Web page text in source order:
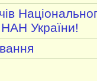
України!